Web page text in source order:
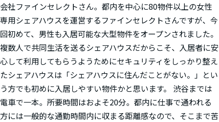
会社ファインセレクトさん。都内を中心に80物件以上の女性
専用シェアハウスを運営するファインセレクトさんですが、今
回初めて、男性も入居可能な大型物件をオープンされました。
複数人で共同生活を送るシェアハウスだからこそ、入居者に安
心して利用してもらうようためにセキュリティをしっかり整え
たシェアハウスは「シェアハウスに住んだことがない。」とい
う方でも初めに入居しやすい物件かと思います。 渋谷までは
電車で一本。所要時間はおよそ20分。都内に仕事で通われる
方には一般的な通勤時間内に収まる距離感なので、そこまで苦